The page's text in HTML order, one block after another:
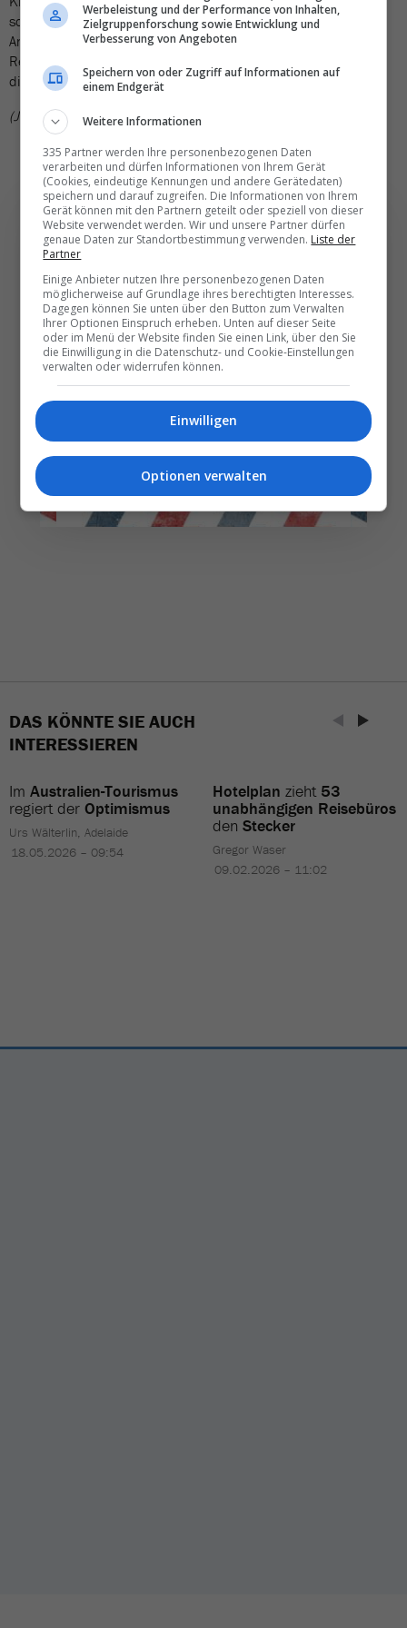
sondern bei Nein. Dieses Umdrehen ist keine aufwändige
Angelegenheit – weder für Fluggesellschaften noch für
Reisebüros. Aber es wäre ein kleiner Schritt in die Richtung, in
die alle sagen, dass sie gehen wollen.»
(JCR)
Die wichtigsten und
besten News direkt in
Ihr E‑Mail-Postfach
Täglich oder wöchentlich, mit mehr Insights oder
weniger. Bei Travel­news haben Sie die Wahl.
NEWSLETTER ENTDECKEN
DAS KÖNNTE SIE AUCH
INTERESSIEREN
Im Australien-Tourismus
regiert der Optimismus
Urs Wälterlin, Adelaide
18.05.2026 – 09:54
Hotelplan zieht 53
unabhängigen Reisebüros
den Stecker
Gregor Waser
09.02.2026 – 11:02
Werbeleistung und der Performance von Inhalten,
Zielgruppenforschung sowie Entwicklung und
Verbesserung von Angeboten
Speichern von oder Zugriff auf Informationen auf
einem Endgerät
Weitere Informationen
335 Partner werden Ihre personenbezogenen Daten
verarbeiten und dürfen Informationen von Ihrem Gerät
(Cookies, eindeutige Kennungen und andere Gerätedaten)
speichern und darauf zugreifen. Die Informationen von Ihrem
Gerät können mit den Partnern geteilt oder speziell von dieser
Website verwendet werden. Wir und unsere Partner dürfen
genaue Daten zur Standortbestimmung verwenden. Liste der
Partner
Einige Anbieter nutzen Ihre personenbezogenen Daten
möglicherweise auf Grundlage ihres berechtigten Interesses.
Dagegen können Sie unten über den Button zum Verwalten
Ihrer Optionen Einspruch erheben. Unten auf dieser Seite
oder im Menü der Website finden Sie einen Link, über den Sie
die Einwilligung in die Datenschutz- und Cookie-Einstellungen
verwalten oder widerrufen können.
Einwilligen
Optionen verwalten